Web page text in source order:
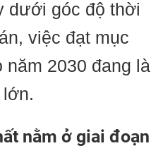
dưới góc độ thời
việc đạt mục
năm 2030 đang là
nằm ở giai đoạn